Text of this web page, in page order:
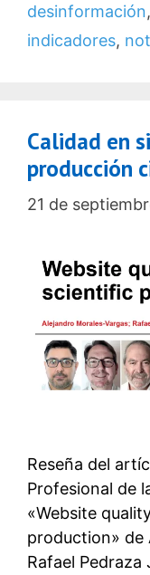
desinformación,
indicadores,
Calidad en
producción
21 de
Reseña del
Profesional de
«Website
production» de
Rafael Pedraza